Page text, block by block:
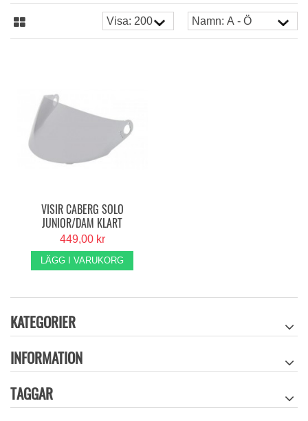
VISIR CABERG SOLO
JUNIOR/DAM KLART
449,00 kr
LÄGG I VARUKORG
KATEGORIER
INFORMATION
TAGGAR